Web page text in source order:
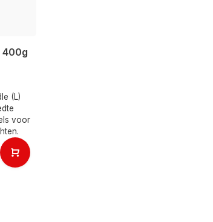
400g
(L)
voor